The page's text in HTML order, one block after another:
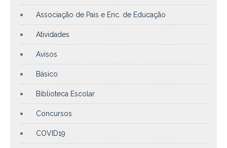
Associação de Pais e Enc. de Educação
Atividades
Avisos
Básico
Biblioteca Escolar
Concursos
COVID19